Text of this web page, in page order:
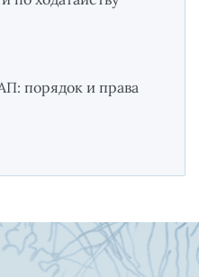
порядок и права